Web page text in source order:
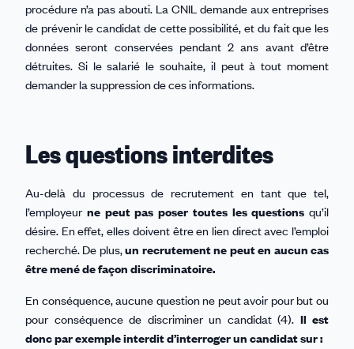
procédure n’a pas abouti. La CNIL demande aux entreprises
de prévenir le candidat de cette possibilité, et du fait que les
données seront conservées pendant 2 ans avant d’être
détruites. Si le salarié le souhaite, il peut à tout moment
demander la suppression de ces informations.
Les questions interdites
Au-delà du processus de recrutement en tant que tel,
l’employeur ne peut pas poser toutes les questions qu’il
désire. En effet, elles doivent être en lien direct avec l’emploi
recherché. De plus,un recrutement ne peut en aucun cas
être mené de façon discriminatoire.
En conséquence, aucune question ne peut avoir pour but ou
pour conséquence de discriminer un candidat (4). Il est
donc par exemple interdit d’interroger un candidat sur :